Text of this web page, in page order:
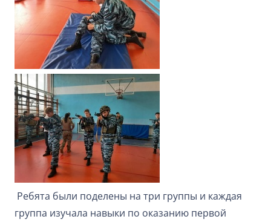
Ребята были поделены на три группы и каждая
группа изучала навыки по оказанию первой